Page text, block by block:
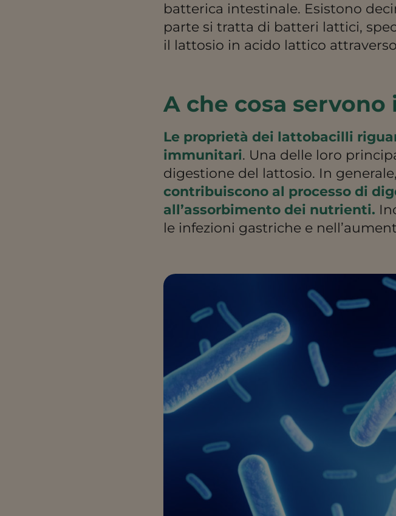
batterica intestinale. Esistono
parte si tratta di batteri lattici,
il lattosio in acido lattico
A che cosa
Le proprietà dei lattobacilli
immunitari. Una delle loro
digestione del lattosio. In generale,
contribuiscono al processo di
all’assorbimento dei nutrienti.
le infezioni gastriche e